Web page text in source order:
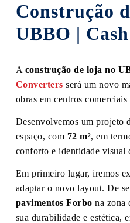
Construção
UBBO |
A construção de loja no
Converters será um novo
obras em centros comerciais
Desenvolvemos um projeto
espaço, com 72 m², em
conforto e identidade visual
Em primeiro lugar, iremos
adaptar o novo layout. De
pavimentos Forbo na zona
sua durabilidade e estética,